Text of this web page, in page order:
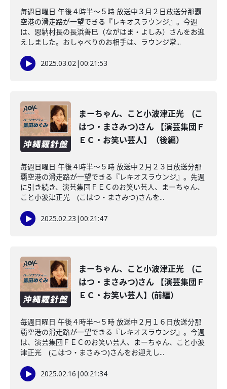
毎週日曜日 午後４時半～５時 放送中３月２日放送分那覇
空港の滑走路が一望できる『レキオスラウンジ』。今週
は、恩納村長の長浜善巳（ながはま・よしみ）さんをお迎
えしました。おしゃべりのお相手は、ラウンジ常...
2025.03.02|00:21:53
まーちゃん、こと小波津正光 (こ
はつ・まさみつ)さん 【演芸集団Ｆ
ＥＣ・お笑い芸人】（後編）
毎週日曜日 午後４時半～５時 放送中２月２３日放送分那
覇空港の滑走路が一望できる『レキオスラウンジ』。先週
に引き続き、演芸集団ＦＥＣのお笑い芸人、まーちゃん、
こと小波津正光 (こはつ・まさみつ)さんを...
2025.02.23 |00:21:47
まーちゃん、こと小波津正光 (こ
はつ・まさみつ)さん 【演芸集団Ｆ
ＥＣ・お笑い芸人】(前編）
毎週日曜日 午後４時半～５時 放送中２月１６日放送分那
覇空港の滑走路が一望できる『レキオスラウンジ』。今週
は、演芸集団ＦＥＣのお笑い芸人、まーちゃん、こと小波
津正光 (こはつ・まさみつ)さんをお迎えし...
2025.02.16 |00:21:34